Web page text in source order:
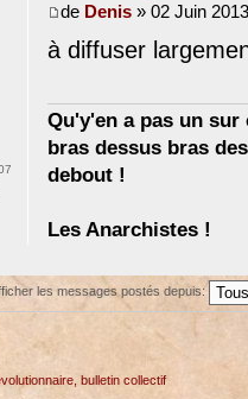
de Denis» 02 Juin
à diffuser
Qu'y'en a pas un
bras dessus bras
debout !
Les Anarchistes !
les messages postés depuis:
bulletin collectif